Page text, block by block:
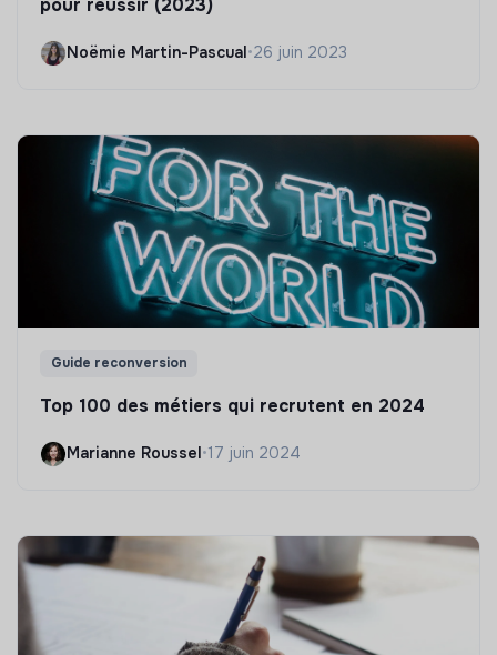
pour réussir (2023)
Noëmie Martin-Pascual •26 juin 2023
Guide reconversion
Top 100 des métiers qui recrutent en 2024
Marianne Roussel•17 juin 2024